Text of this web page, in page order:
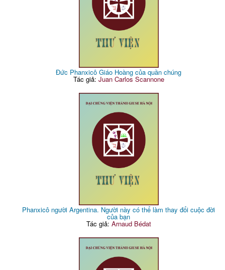
Đức Phanxicô Giáo Hoàng của quần chúng
Tác giả: Juan Carlos Scannone
Phanxicô người Argentina. Người này có thể làm thay đổi cuộc đời
của bạn
Tác giả: Arnaud Bédat